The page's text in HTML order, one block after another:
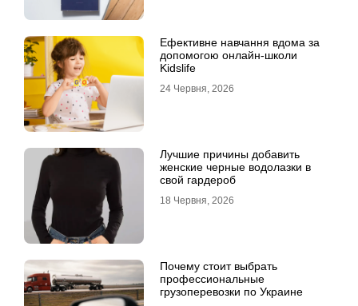
Ефективне навчання вдома за
допомогою онлайн-школи
Kidslife
24 Червня, 2026
Лучшие причины добавить
женские черные водолазки в
свой гардероб
18 Червня, 2026
Почему стоит выбрать
профессиональные
грузоперевозки по Украине